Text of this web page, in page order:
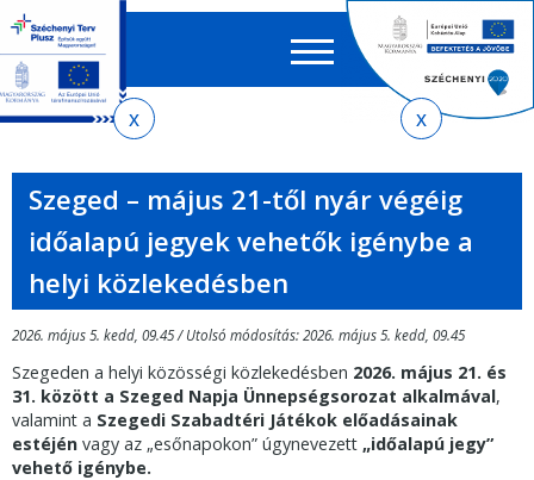
menetrendkeresőhöz
almenühöz
tartalomra
oldaltérképre
EN HU
űrlap
Szeged – május 21-től nyár végéig
időalapú jegyek vehetők igénybe a
helyi közlekedésben
2026. május 5. kedd, 09.45 / Utolsó módosítás: 2026. május 5. kedd, 09.45
Szegeden a helyi közösségi közlekedésben 2026. május 21. és
31. között a Szeged Napja Ünnepségsorozat alkalmával,
valamint a Szegedi Szabadtéri Játékok előadásainak
estéjén vagy az „esőnapokon” úgynevezett „időalapú jegy”
vehető igénybe.